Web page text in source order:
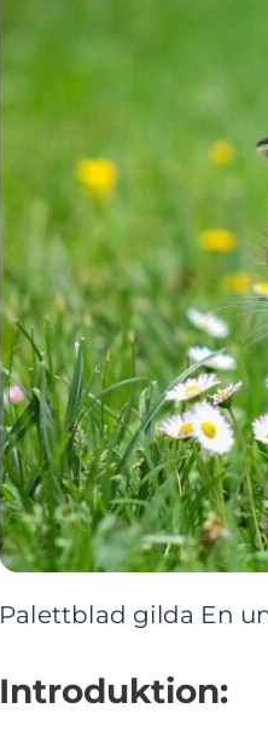
Palettblad gilda En
Introduktion: